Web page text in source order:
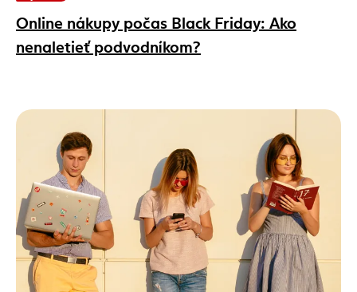
Online nákupy počas Black Friday: Ako
nenaletieť podvodníkom?